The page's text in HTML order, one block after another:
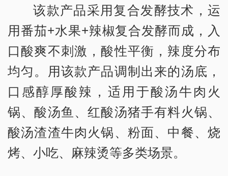
该款产品采用复合发酵技术，运
用番茄+水果+辣椒复合发酵而成，入
口酸爽不刺激，酸性平衡，辣度分布
均匀。用该款产品调制出来的汤底，
口感醇厚酸辣，适用于酸汤牛肉火
锅、酸汤鱼、红酸汤猪手有料火锅、
酸汤渣渣牛肉火锅、粉面、中餐、烧
烤、小吃、麻辣烫等多类场景。